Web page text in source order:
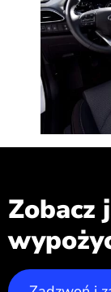
Zobacz